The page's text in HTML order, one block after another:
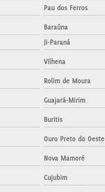
Pau dos Ferros
Baraúna
Ji-Paraná
Vilhena
Rolim de Moura
Guajará-Mirim
Buritis
Ouro Preto do Oeste
Nova Mamoré
Cujubim